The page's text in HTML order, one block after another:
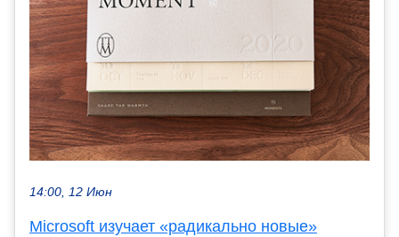
14:00, 12 Июн
Microsoft изучает «радикально новые»